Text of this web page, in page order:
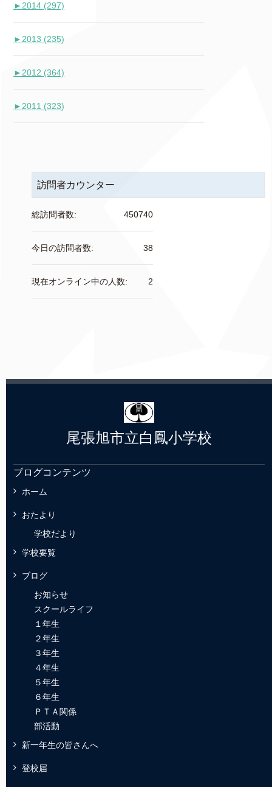
► 2014 (297)
► 2013 (235)
► 2012 (364)
► 2011 (323)
訪問者カウンター
450740
総訪問者数:
38
今日の訪問者数:
2
現在オンライン中の人数:
尾張旭市立白鳳小学校
ブログコンテンツ
ホーム
おたより
学校だより
学校要覧
ブログ
お知らせ
スクールライフ
１年生
２年生
３年生
４年生
５年生
６年生
ＰＴＡ関係
部活動
新一年生の皆さんへ
登校届